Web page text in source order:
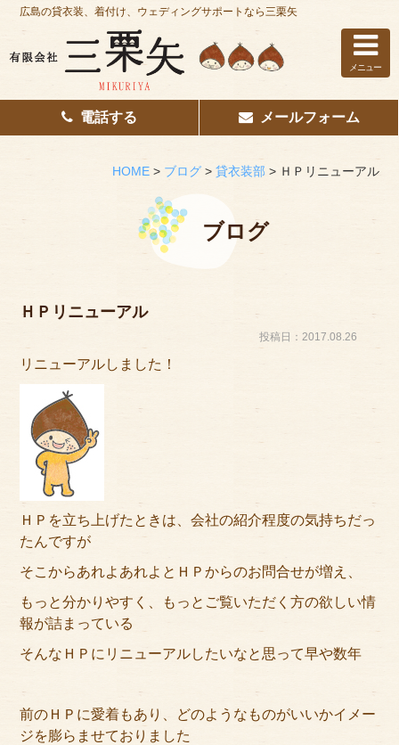
ホーム
はじめての方へ
その他サービス
アクセス
サイズのはかり方
よくある質問
ブログ
ご利用の流れ
今月のオススメ衣装
成人式特設ページ
お客様の声
広島の貸衣装、着付け、ウェディングサポートなら三栗矢
メニュー
電話する メールフォーム
HOME> ブログ> 貸衣装部 > ＨＰリニューアル
ブログ
ＨＰリニューアル
投稿日：2017.08.26
リニューアルしました！
ＨＰを立ち上げたときは、会社の紹介程度の気持ちだっ
たんですが
そこからあれよあれよとＨＰからのお問合せが増え、
もっと分かりやすく、もっとご覧いただく方の欲しい情
報が詰まっている
そんなＨＰにリニューアルしたいなと思って早や数年
前のＨＰに愛着もあり、どのようなものがいいかイメー
ジを膨らませておりました